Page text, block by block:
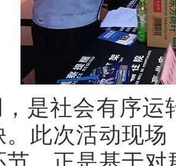
是社会有序运
。此次活动现